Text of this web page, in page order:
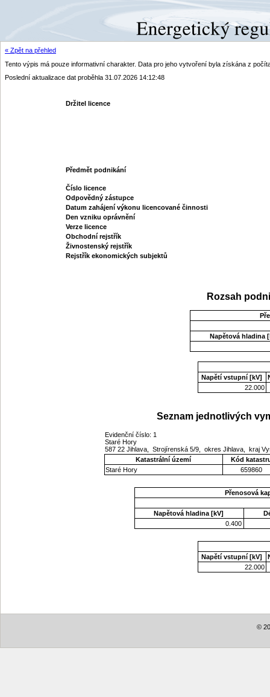
« Zpět na přehled
Tento výpis má pouze informativní charakter. Data pro jeho vytvoření byla získána z
Poslední aktualizace dat proběhla 31.07.2026 14:12:48
Držitel licence
Předmět podnikání
Číslo licence
Odpovědný zástupce
Datum zahájení výkonu licencované činnosti
Den vzniku oprávnění
Verze licence
Obchodní rejstřík
Živnostenský rejstřík
Rejstřík ekonomických subjektů
Rozsah
Napětová hladina
Napětí vstupní [kV]
22.000
Seznam jednotlivých
Evidenční číslo: 1
Staré Hory
587 22 Jihlava, Strojírenská 5/9, okres Jihlava, kraj
Katastrální území
Kód
Staré Hory
659860
Přenosová
Napětová hladina [kV]
0.400
Napětí vstupní [kV]
22.000
©